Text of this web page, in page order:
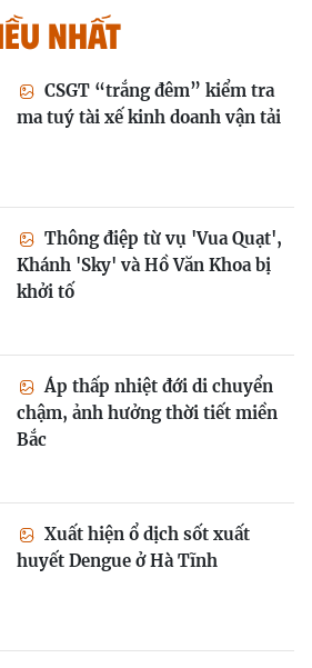
nhất
CSGT “trắng đêm” kiểm tra
ma tuý tài xế kinh doanh vận tải
Thông điệp từ vụ 'Vua Quạt',
Khánh 'Sky' và Hồ Văn Khoa bị
khởi tố
Áp thấp nhiệt đới di chuyển
chậm, ảnh hưởng thời tiết miền
Bắc
Xuất hiện ổ dịch sốt xuất
huyết Dengue ở Hà Tĩnh